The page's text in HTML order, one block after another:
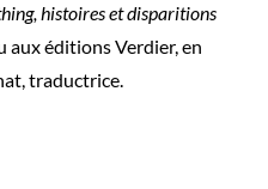
histoires et disparitions
aux éditions Verdier, en
traductrice.